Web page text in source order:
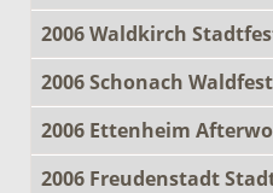
2006 Waldkirch
2006 Schonach Waldfest
2006 Ettenheim
2006 Freudenstadt